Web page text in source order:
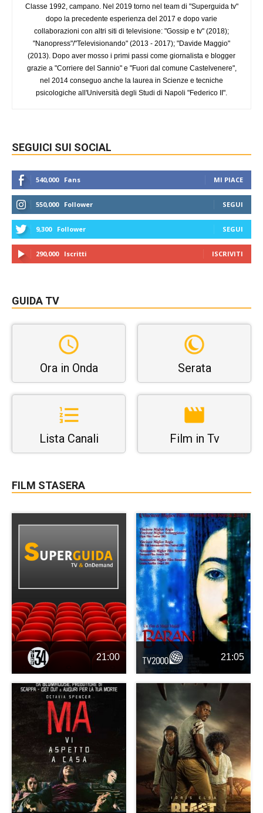
Classe 1992, campano. Nel 2019 torno nel team di "Superguida tv"
dopo la precedente esperienza del 2017 e dopo varie
collaborazioni con altri siti di televisione: "Gossip e tv" (2018);
"Nanopress"/"Televisionando" (2013 - 2017); "Davide Maggio"
(2013). Dopo aver mosso i primi passi come giornalista e blogger
grazie a "Corriere del Sannio" e "Fuori dal comune Castelvenere",
nel 2014 conseguo anche la laurea in Scienze e tecniche
psicologiche all'Università degli Studi di Napoli "Federico II".
SEGUICI SUI SOCIAL
540,000 Fans MI PIACE
550,000 Follower SEGUI
9,300 Follower SEGUI
290,000 Iscritti ISCRIVITI
GUIDA TV
Ora in Onda Serata
Lista Canali Film in Tv
FILM STASERA
21:00 21:05